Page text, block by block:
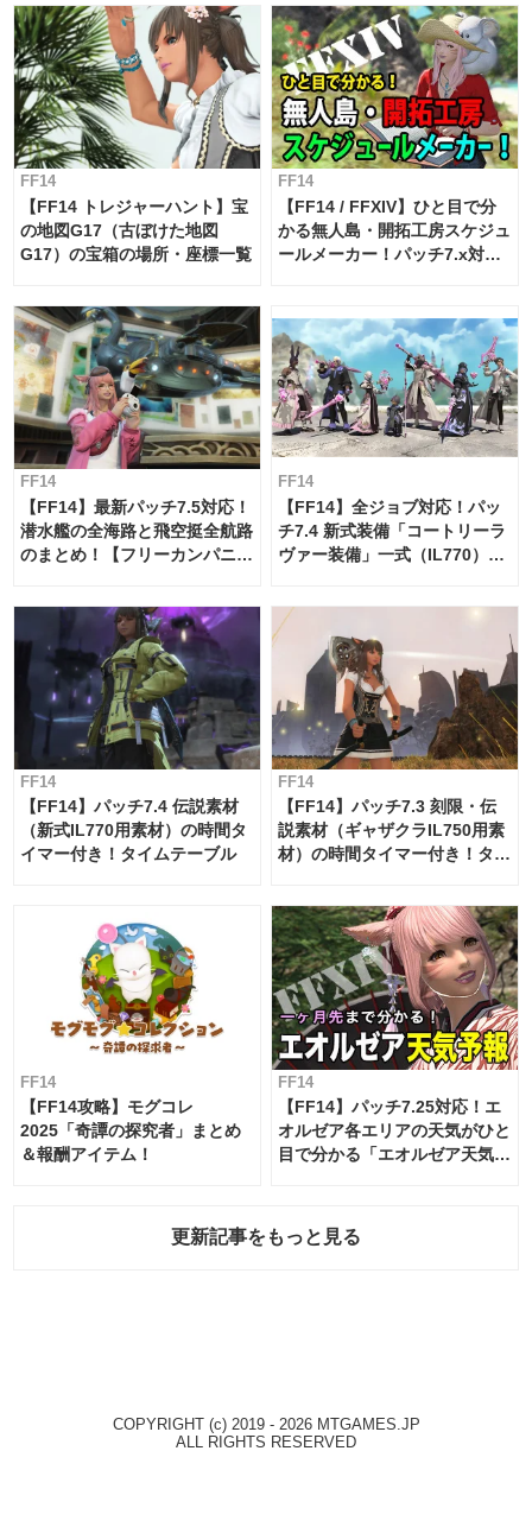
FF14
【FF14 トレジャーハント】宝
の地図G17（古ぼけた地図
G17）の宝箱の場所・座標一覧
FF14
【FF14 / FFXIV】ひと目で分
かる無人島・開拓工房スケジュ
ールメーカー！パッチ7.x対応
FF14
【FF14】最新パッチ7.5対応！
潜水艦の全海路と飛空挺全航路
のまとめ！【フリーカンパニ
FF14
【FF14】全ジョブ対応！パッ
チ7.4 新式装備「コートリーラ
ヴァー装備」一式（IL770）の
FF14
【FF14】パッチ7.4 伝説素材
（新式IL770用素材）の時間タ
イマー付き！タイムテーブル
FF14
【FF14】パッチ7.3 刻限・伝
説素材（ギャザクラIL750用素
材）の時間タイマー付き！タイ
FF14
【FF14攻略】モグコレ
2025「奇譚の探究者」まとめ
＆報酬アイテム！
FF14
【FF14】パッチ7.25対応！エ
オルゼア各エリアの天気がひと
目で分かる「エオルゼア天気予
更新記事をもっと見る
COPYRIGHT (c) 2019 - 2026 MTGAMES.JP
ALL RIGHTS RESERVED